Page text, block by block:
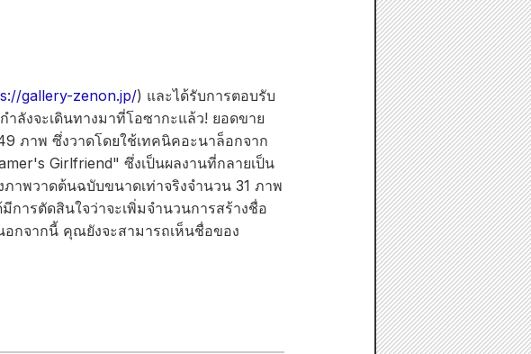
gallery-zenon.jp/) และได้รับการตอบรับ
ำลังจะเดินทางมาที่โอซากะแล้ว! ยอดขาย
ภาพ ซึ่งวาดโดยใช้เทคนิคอะนาล็อกจาก
Girlfriend" ซึ่งเป็นผลงานที่กลายเป็น
าพวาดต้นฉบับขนาดเท่าจริงจำนวน 31 ภาพ
ารตัดสินใจว่าจะเพิ่มจำนวนการสร้างชื่อ
กจากนี้ คุณยังจะสามารถเห็นชื่อของ